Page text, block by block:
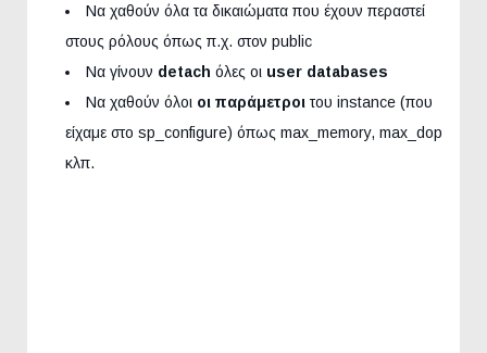
Να χαθούν όλα τα δικαιώματα που έχουν περαστεί
στους ρόλους όπως π.χ. στον public
Να γίνουν detach όλες οι user databases
Να χαθούν όλοι οι παράμετροι του instance (που
είχαμε στο sp_configure) όπως max_memory, max_dop
κλπ.